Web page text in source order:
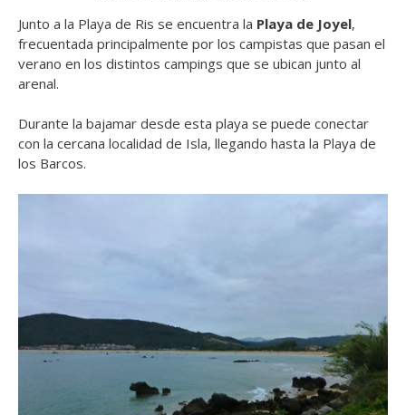
Junto a la Playa de Ris se encuentra la Playa de Joyel,
frecuentada principalmente por los campistas que pasan el
verano en los distintos campings que se ubican junto al
arenal.
Durante la bajamar desde esta playa se puede conectar
con la cercana localidad de Isla, llegando hasta la Playa de
los Barcos.